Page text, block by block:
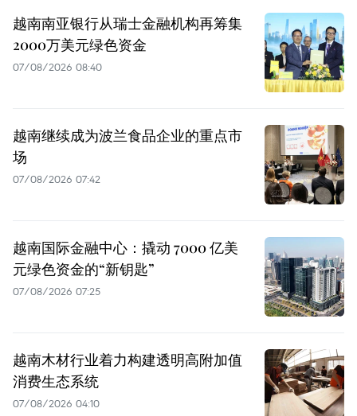
越南南亚银行从瑞士金融机构再筹集
2000万美元绿色资金
07/08/2026 08:40
越南继续成为波兰食品企业的重点市
场
07/08/2026 07:42
越南国际金融中心：撬动 7000 亿美
元绿色资金的“新钥匙”
07/08/2026 07:25
越南木材行业着力构建透明高附加值
消费生态系统
07/08/2026 04:10